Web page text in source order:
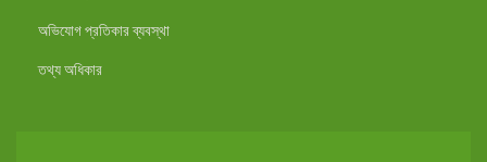
অভিযোগ প্রতিকার ব্যবস্থা
তথ্য অধিকার